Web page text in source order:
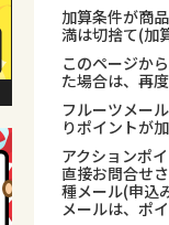
加算条件が商
満は切捨て(加
このページか
た場合は、再
フルーツメー
りポイントが
アクションポ
直接お問合せ
種メール(申込
メールは、ポ